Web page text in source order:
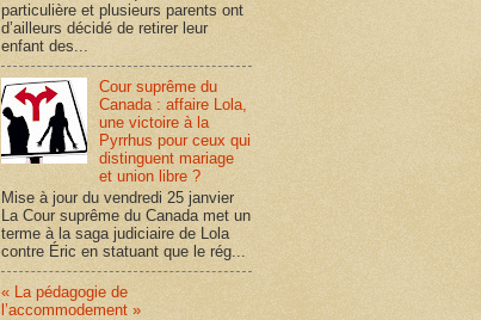
particulière et plusieurs parents ont
d’ailleurs décidé de retirer leur
enfant des...
Cour suprême du
Canada : affaire Lola,
une victoire à la
Pyrrhus pour ceux qui
distinguent mariage
et union libre ?
Mise à jour du vendredi 25 janvier
La Cour suprême du Canada met un
terme à la saga judiciaire de Lola
contre Éric en statuant que le rég...
« La pédagogie de
l’accommodement »